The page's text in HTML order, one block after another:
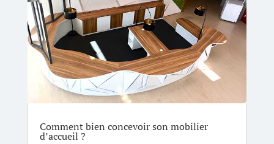
Comment bien concevoir son mobilier
d’accueil ?